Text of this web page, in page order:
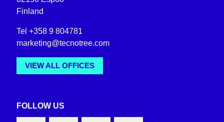
Finland
Tel +358 9 804781
marketing@tecnotree.com
VIEW ALL OFFICES
FOLLOW US